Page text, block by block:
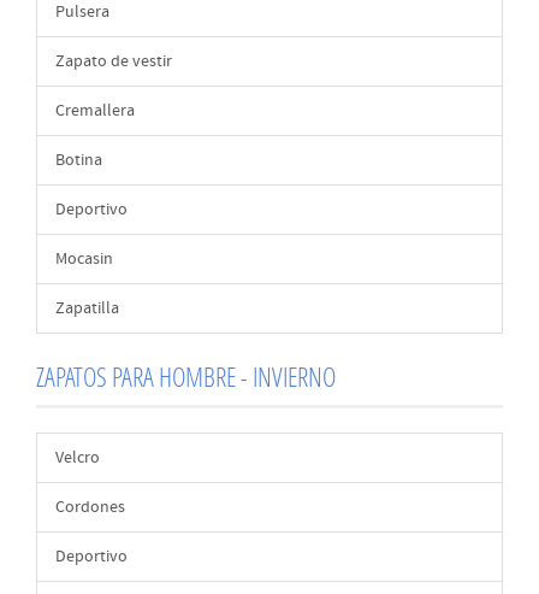
Pulsera
Zapato de vestir
Cremallera
Botina
Deportivo
Mocasin
Zapatilla
ZAPATOS PARA HOMBRE - INVIERNO
Velcro
Cordones
Deportivo